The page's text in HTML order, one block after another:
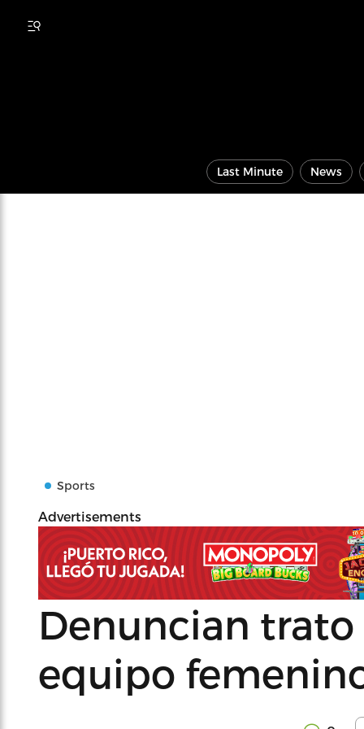
Last Minute News
Sports
Advertisements
Denuncian
equipo